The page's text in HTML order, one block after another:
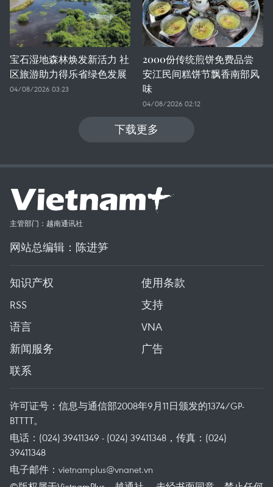
宝石湿地森林焕发新活力 社
区旅游助力得乐省绿色发展
04/08/2026 03:23
2000份传统煎饼免费品尝
安江民间糕饼节飘香南部风
味
04/08/2026 02:12
下载更多
主管部门：越南通讯社
网站总编辑：陈进笋
知识产权
使用条款
RSS
支持
语言
VNA
新闻服务
广告
联系
许可证号：信息与通信部2008年9月11日颁发的1374/GP-
BTTTT。
电话：(024) 39411349 - (024) 39411348，传真：(024)
39411348
电子邮件： vietnamplus@vnanet.vn